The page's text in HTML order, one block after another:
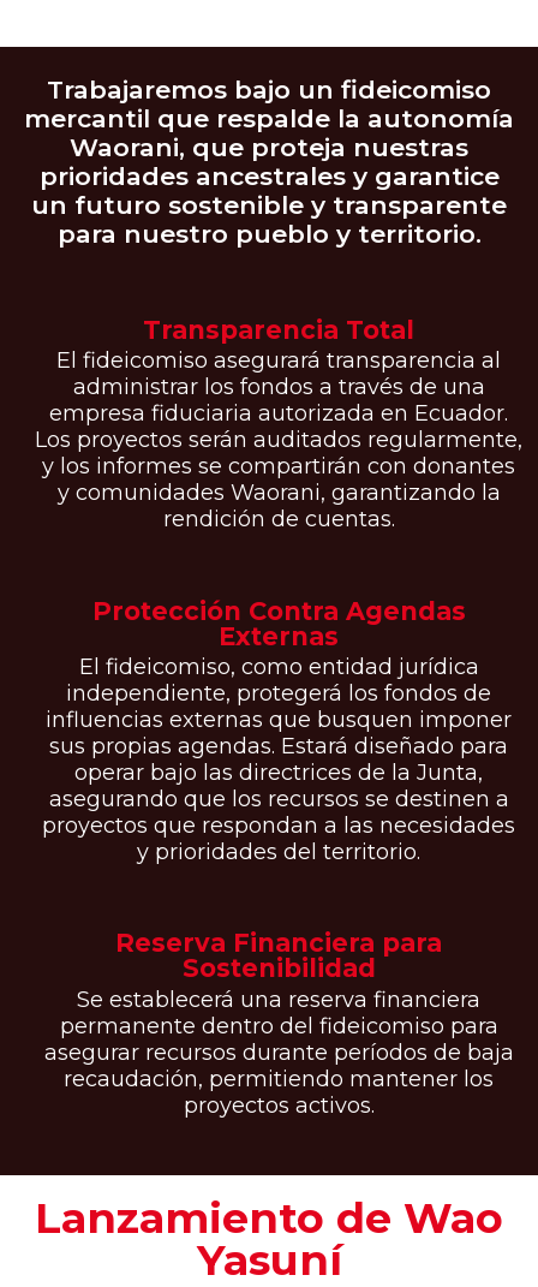
Trabajaremos bajo un fideicomiso
mercantil que respalde la autonomía
Waorani, que proteja nuestras
prioridades ancestrales y garantice
un futuro sostenible y transparente
para nuestro pueblo y territorio.
Transparencia Total
El fideicomiso asegurará transparencia al
administrar los fondos a través de una
empresa fiduciaria autorizada en Ecuador.
Los proyectos serán auditados regularmente,
y los informes se compartirán con donantes
y comunidades Waorani, garantizando la
rendición de cuentas.
Protección Contra Agendas
Externas
El fideicomiso, como entidad jurídica
independiente, protegerá los fondos de
influencias externas que busquen imponer
sus propias agendas. Estará diseñado para
operar bajo las directrices de la Junta,
asegurando que los recursos se destinen a
proyectos que respondan a las necesidades
y prioridades del territorio.
Reserva Financiera para
Sostenibilidad
Se establecerá una reserva financiera
permanente dentro del fideicomiso para
asegurar recursos durante períodos de baja
recaudación, permitiendo mantener los
proyectos activos.
Lanzamiento de Wao
Yasuní